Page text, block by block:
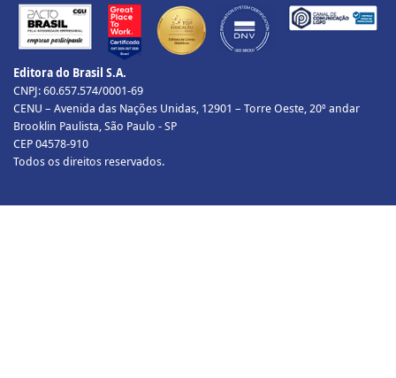
Editora do Brasil S.A.
CNPJ: 60.657.574/0001-69
CENU – Avenida das Nações Unidas, 12901 – Torre Oeste, 20º andar
Brooklin Paulista, São Paulo - SP
CEP 04578-910
Todos os direitos reservados.